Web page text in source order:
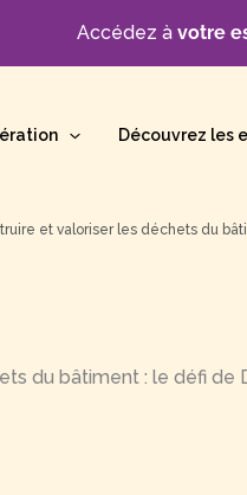
Accédez à votre
Découvrez les
et valoriser les déchets du
du bâtiment : le défi de